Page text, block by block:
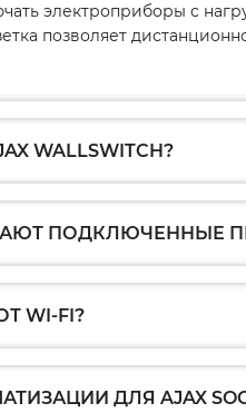
электроприборы с
позволяет
WALLSWITCH?
ПОДКЛЮЧЕННЫЕ
WI-FI?
ДЛЯ AJAX